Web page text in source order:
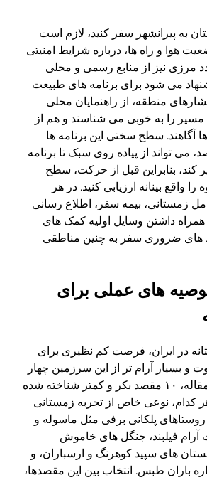
به پیرانشهر سفر کنید، لازم است
هوا و راه ها، درباره شرایط امنیتی
مرزی نیز از منابع رسمی و محلی
می شود برای برنامه های طبیعت
منطقه، از راهنمایان محلی
مسیر را به خوبی می شناسند و هم از
آگاهند. سطح سختی این برنامه ها
می تواند از پیاده روی سبک تا برنامه
بنابراین قبل از حرکت، سطح
واقع بینانه ارزیابی کنید. در هر
زمستانی، بیمه سفر، اطلاع رسانی
همراه داشتن وسایل اولیه کمک های
های ضروری سفر به چنین مناطقی
های عملی برای
در ایران، فرصت کم نظیری برای
و بسیار آرام تر از این سرزمین چهار
فصل است. در این مقاله، ۱۰ مقصد بکر و کمتر شناخته شده
کدام، نوعی خاص از تجربه زمستانی
روستاهای پلکانی برفی مثل ماسوله و
آرام فیلبند، جنگل های خاموش
های سپید کوهرنگ و ارسباران، و
باران طبس. انتخاب بین این مقصدها،